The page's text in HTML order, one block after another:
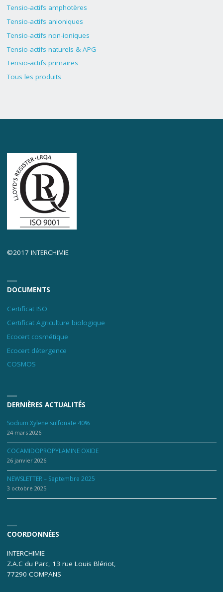
Tensio-actifs amphotères
Tensio-actifs anioniques
Tensio-actifs non-ioniques
Tensio-actifs naturels & APG
Tensio-actifs primaires
Tous les produits
©2017 INTERCHIMIE
DOCUMENTS
Certificat ISO
Certificat Agriculture biologique
Ecocert cosmétique
Ecocert détergence
COSMOS
DERNIÈRES ACTUALITÉS
Sodium Xylene sulfonate 40%
24 mars 2026
COCAMIDOPROPYLAMINE OXIDE
26 janvier 2026
NEWSLETTER – Septembre 2025
3 octobre 2025
COORDONNÉES
INTERCHIMIE
Z.A.C du Parc, 13 rue Louis Blériot,
77290 COMPANS